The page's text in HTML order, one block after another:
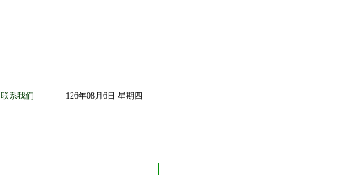
联系我们 126年08月6日 星期四